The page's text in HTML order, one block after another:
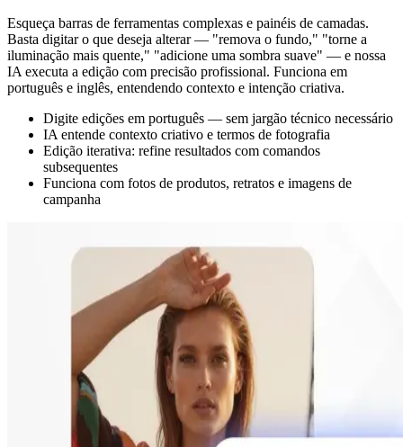
Esqueça barras de ferramentas complexas e painéis de camadas.
Basta digitar o que deseja alterar — "remova o fundo," "torne a
iluminação mais quente," "adicione uma sombra suave" — e nossa
IA executa a edição com precisão profissional. Funciona em
português e inglês, entendendo contexto e intenção criativa.
Digite edições em português — sem jargão técnico necessário
IA entende contexto criativo e termos de fotografia
Edição iterativa: refine resultados com comandos
subsequentes
Funciona com fotos de produtos, retratos e imagens de
campanha